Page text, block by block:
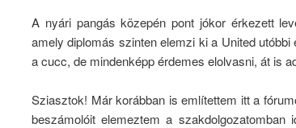
A nyári pangás közepén pont jókor érkezett
amely diplomás szinten elemzi ki a United
a cucc, de mindenképp érdemes elolvasni, át is
Sziasztok! Már korábban is említettem itt a
beszámolóit elemeztem a